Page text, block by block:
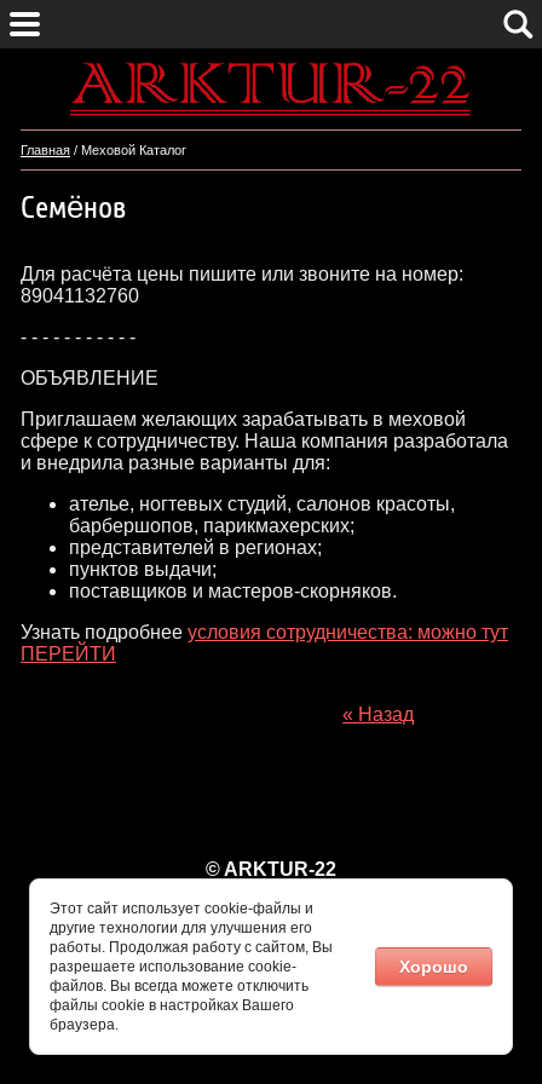
Главная / Меховой Каталог
Семёнов
Для расчёта цены пишите или звоните на номер:
89041132760
- - - - - - - - - - -
ОБЪЯВЛЕНИЕ
Приглашаем желающих зарабатывать в меховой
сфере к сотрудничеству. Наша компания разработала
и внедрила разные варианты для:
ателье, ногтевых студий, салонов красоты,
барбершопов, парикмахерских;
представителей в регионах;
пунктов выдачи;
поставщиков и мастеров-скорняков.
Узнать подробнее условия сотрудничества: можно тут
ПЕРЕЙТИ
« Назад
© ARKTUR-22
Этот сайт использует cookie-файлы и
другие технологии для улучшения его
работы. Продолжая работу с сайтом, Вы
разрешаете использование cookie-
файлов. Вы всегда можете отключить
файлы cookie в настройках Вашего
браузера.
Хорошо